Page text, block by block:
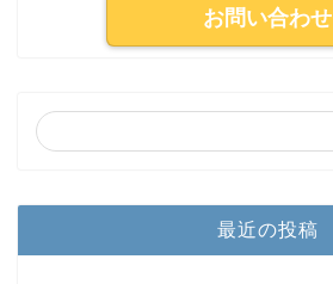
お問い合わせ
最近の投稿